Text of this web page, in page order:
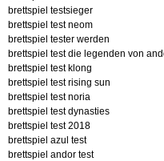
brettspiel testsieger
brettspiel test neom
brettspiel tester werden
brettspiel test die legenden von
brettspiel test klong
brettspiel test rising sun
brettspiel test noria
brettspiel test dynasties
brettspiel test 2018
brettspiel azul test
brettspiel andor test